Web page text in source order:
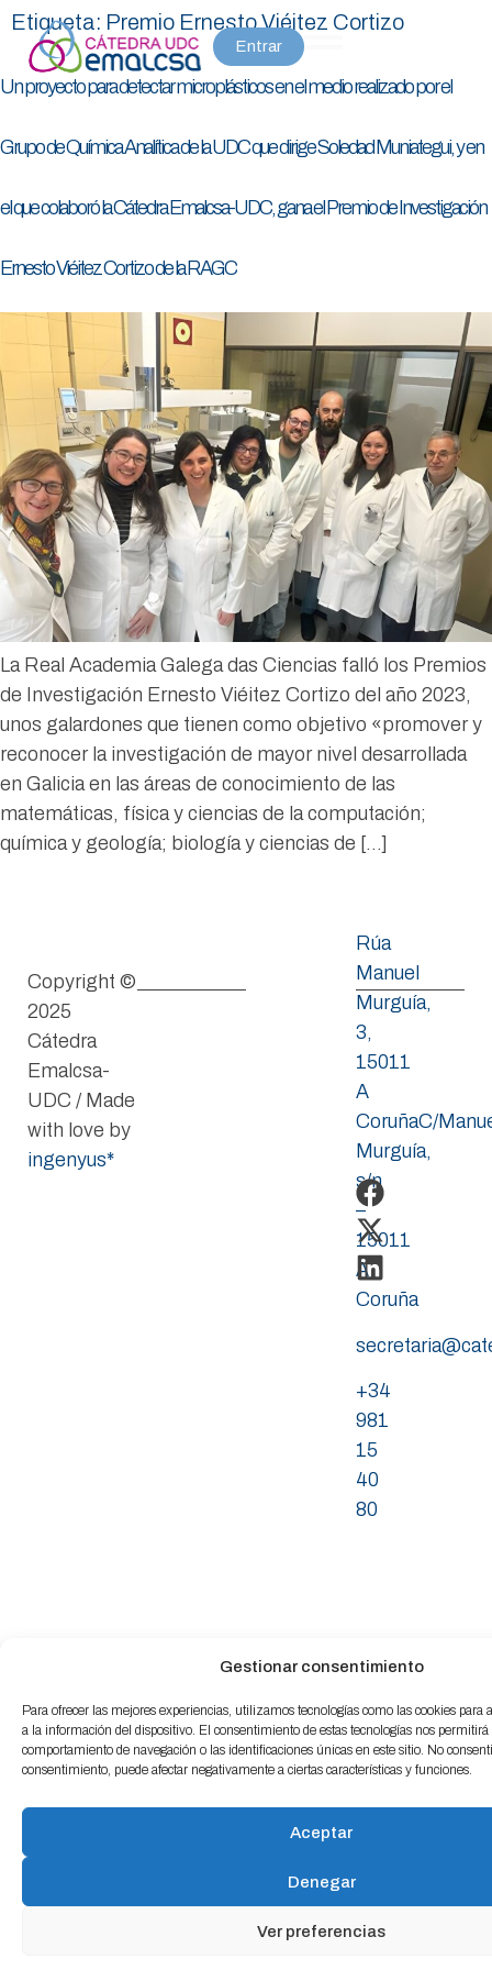
Gestionar consentimiento
Para ofrecer las mejores experiencias, utilizamos tecnologías como las cookies para
a la información del dispositivo. El consentimiento de estas tecnologías nos permitirá
comportamiento de navegación o las identificaciones únicas en este sitio. No
consentimiento, puede afectar negativamente a ciertas características y funciones.
Aceptar
Denegar
Ver preferencias
Entrar
Etiqueta: Premio Ernesto Viéitez Cortizo
Un proyecto para detectar microplásticos en el medio realizado por el
Grupo de Química Analítica de la UDC que dirige Soledad Muniategui, y en
el que colaboró la Cátedra Emalcsa-UDC, gana el Premio de Investigación
Ernesto Viéitez Cortizo de la RAGC
La Real Academia Galega das Ciencias falló los Premios
de Investigación Ernesto Viéitez Cortizo del año 2023,
unos galardones que tienen como objetivo «promover y
reconocer la investigación de mayor nivel desarrollada
en Galicia en las áreas de conocimiento de las
matemáticas, física y ciencias de la computación;
química y geología; biología y ciencias de […]
Rúa
Manuel
Murguía,
3,
15011
A
CoruñaC/
Murguía,
s/n
–
15011
A
Coruña
+34
981
15
40
80
Copyright ©
2025
Cátedra
Emalcsa-
UDC / Made
with love by
ingenyus*